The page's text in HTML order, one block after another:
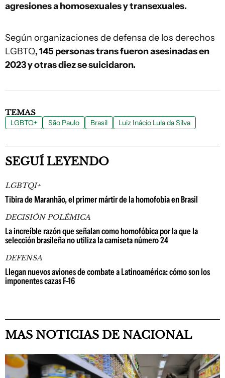
agresiones a homosexuales y transexuales.
Según organizaciones de defensa de los derechos
LGBTQ, 145 personas trans fueron asesinadas en
2023 y otras diez se suicidaron.
TEMAS
LGBTQ+ São Paulo Brasil Luiz Inácio Lula da Silva
SEGUÍ LEYENDO
LGBTQI+
Tibira de Maranhão, el primer mártir de la homofobia en Brasil
DECISIÓN POLÉMICA
La increíble razón que señalan como homofóbica por la que la
selección brasileña no utiliza la camiseta número 24
DEFENSA
Llegan nuevos aviones de combate a Latinoamérica: cómo son los
imponentes cazas F-16
MAS NOTICIAS DE NACIONAL